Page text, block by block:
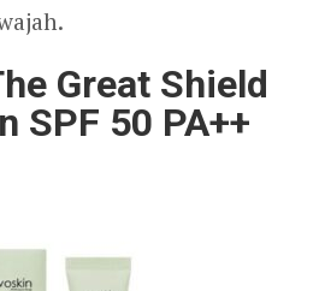
Great Shield
SPF 50 PA++